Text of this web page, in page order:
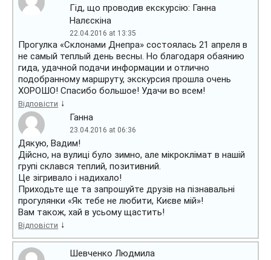
Гід, що проводив екскурсію: Ганна
Налєскіна
22.04.2016 at 13:35
Прогулка «Склонами Днепра» состоялась 21 апреля в
не самый теплый день весны. Но благодаря обаянию
гида, удачной подачи информации и отлично
подобранному маршруту, экскурсия прошла очень
ХОРОШО! Спасибо большое! Удачи во всем!
Відповісти ↓
Ганна
23.04.2016 at 06:36
Дякую, Вадим!
Дійсно, на вулиці було зимно, але мікроклімат в нашій
групі склався теплий, позитивний.
Це зігривало і надихало!
Приходьте ще та запрошуйте друзів на пізнавальні
прогулянки «Як тебе не любити, Києве мій»!
Вам також, хай в усьому щастить!
Відповісти ↓
Шевченко Людмила